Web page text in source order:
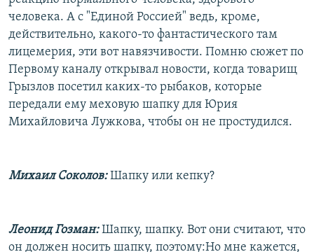
человека. А с "Единой Россией" ведь, кроме,
действительно, какого-то фантастического там
лицемерия, эти вот навязчивости. Помню сюжет по
Первому каналу открывал новости, когда товарищ
Грызлов посетил каких-то рыбаков, которые
передали ему меховую шапку для Юрия
Михайловича Лужкова, чтобы он не простудился.
Михаил Соколов:Шапку или кепку?
Леонид Гозман:Шапку, шапку. Вот они считают, что
он должен носить шапку, поэтому:Но мне кажется,